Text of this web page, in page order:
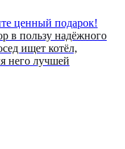
ценный подарок!
в пользу надёжного
ищет котёл,
него лучшей